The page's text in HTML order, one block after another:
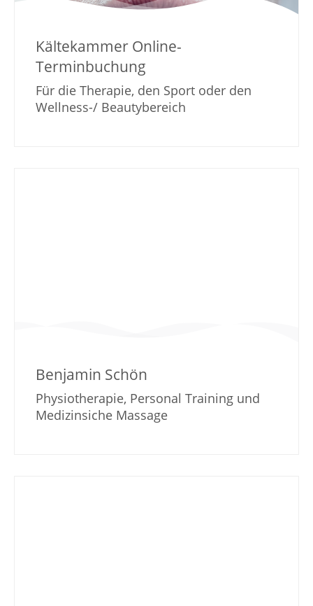
Kältekammer Online-
Terminbuchung
Für die Therapie, den Sport oder den
Wellness-/ Beautybereich
Benjamin Schön
Physiotherapie, Personal Training und
Medizinsiche Massage